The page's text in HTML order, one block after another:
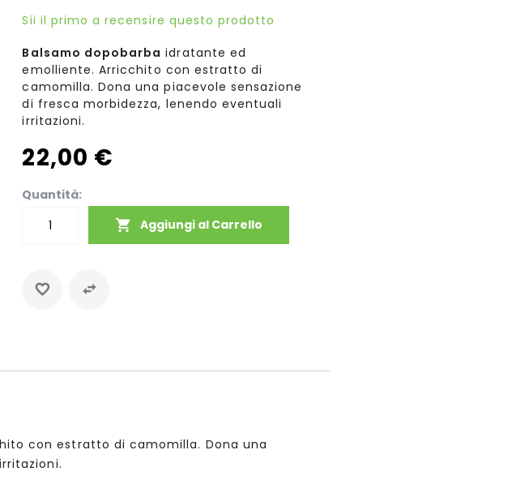
Sii il primo a recensire questo prodotto
Balsamo dopobarba idratante ed
emolliente. Arricchito con estratto di
camomilla. Dona una piacevole sensazione
di fresca morbidezza, lenendo eventuali
irritazioni.
22,00 €
Quantità:
Aggiungi al Carrello
immagini
con estratto di camomilla. Dona una